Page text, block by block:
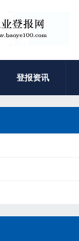
登报资讯